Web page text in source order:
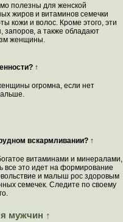
полезны для женской
жиров и витаминов семечки
кожи и волос. Кроме этого, эти
запоров, а также обладают
женщины.
↑
огромна, если нет
вскармливании? ↑
витаминами и минералами,
все это идет на формирование
и малыш рос здоровым
семечек. Следите по своему
мужчин ↑